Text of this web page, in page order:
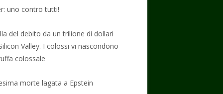
uno contro tutti!
del debito da un trilione di dollari
Valley. I colossi vi nascondono
colossale
morte lagata a Epstein